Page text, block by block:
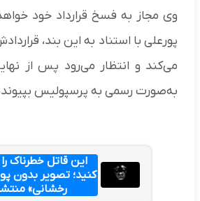
وی مجاز به فسخ قرارداد خود
پورعلی با استناد به این بند،
می‌کند و انتظار می‌رود پس از
به‌صورت رسمی به پرسپولیس
این قاتل خطرناک
کنید؛ تصویر بدون
رخشانی»